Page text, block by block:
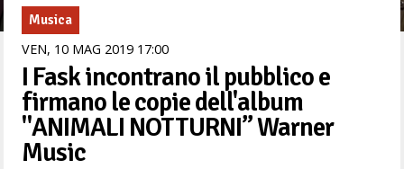
Musica
VEN, 10 MAG 2019 1700
I Fask incontrano il pubblico e
firmano le copie dell'album
"ANIMALI NOTTURNI” Warner
Music